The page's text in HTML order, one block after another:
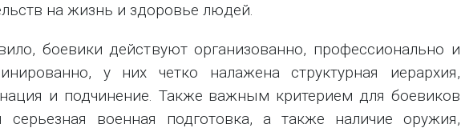
на жизнь и здоровье людей.
боевики действуют организованно, профессионально и
у них четко налажена структурная иерархия,
и подчинение. Также важным критерием для боевиков
серьезная военная подготовка, а также наличие оружия,